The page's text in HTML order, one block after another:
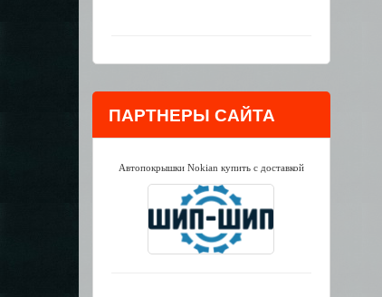
ПАРТНЕРЫ САЙТА
Автопокрышки Nokian купить с доставкой